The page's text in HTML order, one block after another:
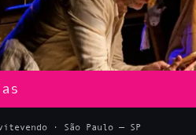
· São Paulo — SP